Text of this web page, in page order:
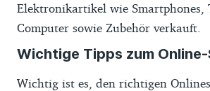
Elektronikartikel wie Smartphones,
Computer sowie Zubehör verkauft.
Wichtige Tipps zum
Wichtig ist es, den richtigen